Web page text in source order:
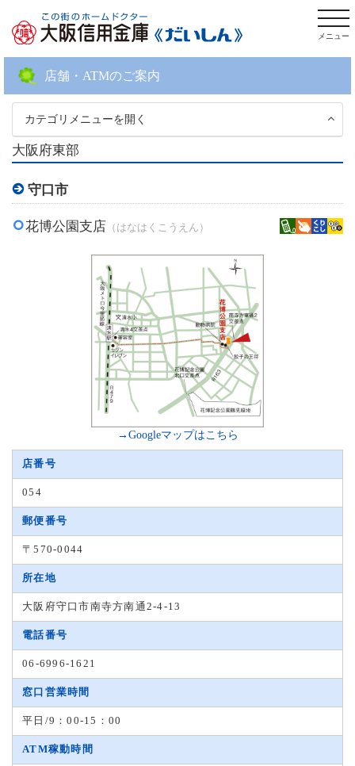
店舗・ATMのご案内
カテゴリメニューを開く
大阪府東部
守口市
花博公園支店 （はなはくこうえん）
→Googleマップはこちら
店番号
054
郵便番号
〒570-0044
所在地
大阪府守口市南寺方南通2-4-13
電話番号
06-6996-1621
窓口営業時間
平日/9：00-15：00
ATM稼動時間